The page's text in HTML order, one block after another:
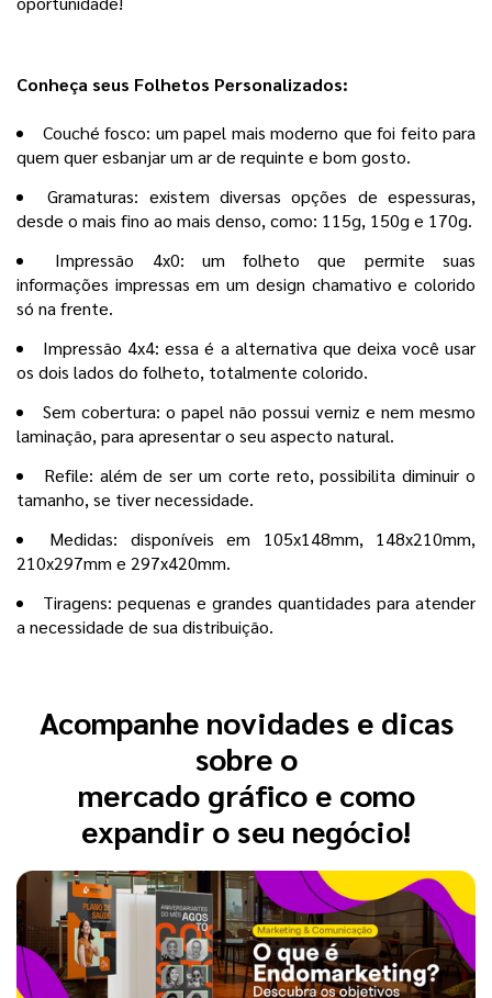
Conheça seus Folhetos Personalizados:
Couché fosco: um papel mais moderno que foi feito para
quem quer esbanjar um ar de requinte e bom gosto.
Gramaturas: existem diversas opções de espessuras,
desde o mais fino ao mais denso, como: 115g, 150g e 170g.
Impressão 4x0: um folheto que permite suas
informações impressas em um design chamativo e colorido
só na frente.
Impressão 4x4: essa é a alternativa que deixa você usar
os dois lados do folheto, totalmente colorido.
Sem cobertura: o papel não possui verniz e nem mesmo
laminação, para apresentar o seu aspecto natural.
Refile: além de ser um corte reto, possibilita diminuir o
tamanho, se tiver necessidade.
Medidas: disponíveis em 105x148mm, 148x210mm,
210x297mm e 297x420mm.
Tiragens: pequenas e grandes quantidades para atender
a necessidade de sua distribuição.
Acompanhe novidades e dicas
sobre o
mercado gráfico e como
expandir o seu negócio!